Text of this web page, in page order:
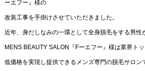
ーエフー』様の
改装工事を手掛けさせていただきました。
近年、身だしなみの一環として全身脱毛をする男性
MENS BEAUTY SALON『Fーエフー』様は業界ト
低価格を実現し提供できるメンズ専門の脱毛サロン